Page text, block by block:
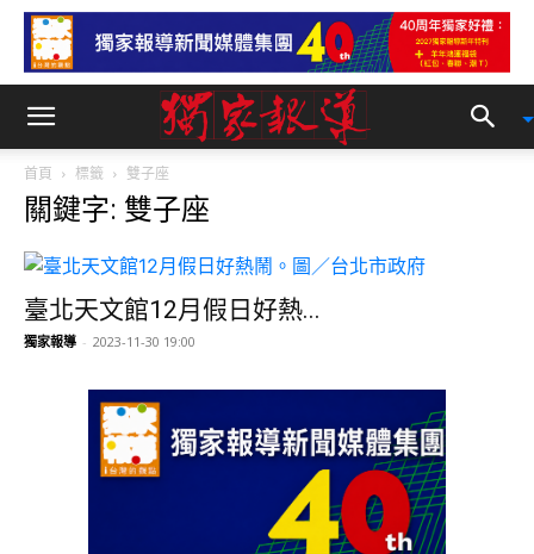
首頁 標籤 雙子座
關鍵字: 雙子座
臺北天文館12月假日好熱...
獨家報導 - 2023-11-30 19:00